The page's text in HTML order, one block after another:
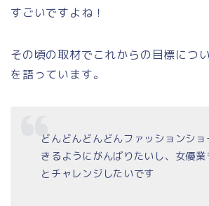
すごいですよね！
その頃の取材でこれからの目標につ
を語っています。
どんどんどんどんファッションシ
きるようにがんばりたいし、女優業
とチャレンジしたいです